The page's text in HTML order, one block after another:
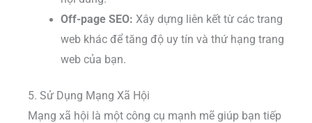
Off-page SEO: Xây dựng liên kết từ các trang
web khác để tăng độ uy tín và thứ hạng trang
web của bạn.
5. Sử Dụng Mạng Xã Hội
Mạng xã hội là một công cụ mạnh mẽ giúp bạn tiếp